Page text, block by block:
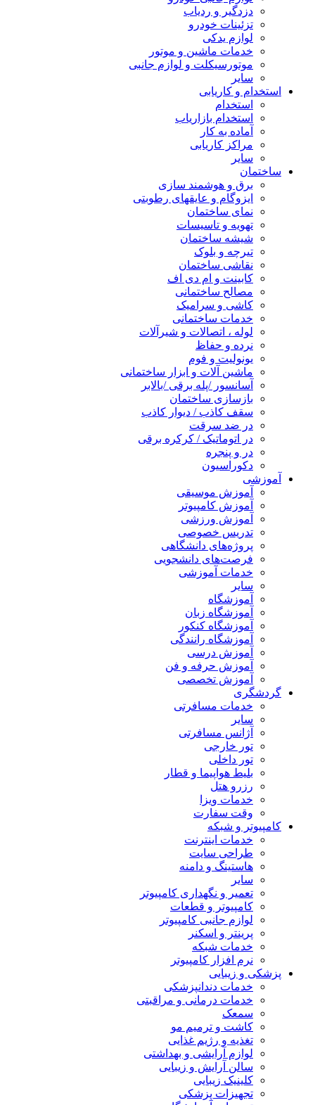
دزدگیر و ردیاب
تزئینات خودرو
لوازم یدکی
خدمات ماشین و موتور
موتورسیکلت و لوازم جانبی
سایر
استخدام و کاریابی
استخدام
استخدام بازاریاب
آماده به کار
مراکز کاریابی
سایر
ساختمان
برق و هوشمند سازی
ایزوگام و عایقهای رطوبتی
نمای ساختمان
تهویه و تاسیسات
شیشه ساختمان
تیرچه و بلوک
نقاشی ساختمان
کابینت و ام دی اف
مصالح ساختمانی
کاشی و سرامیک
خدمات ساختمانی
لوله ، اتصالات و شیرآلات
نرده و حفاظ
یونولیت و فوم
ماشین آلات و ابزار ساختمانی
آسانسور /پله برقی /بالابر
بازسازی ساختمان
سقف کاذب / دیوار کاذب
در ضد سرقت
در اتوماتیک / کرکره برقی
در و پنجره
دکوراسیون
آموزشی
آموزش موسیقی
آموزش کامپیوتر
آموزش ورزشی
تدریس خصوصی
پروژه‌های دانشگاهی
فرصت‌های دانشجویی
خدمات آموزشی
سایر
آموزشگاه
آموزشگاه زبان
آموزشگاه کنکور
آموزشگاه رانندگی
آموزش درسی
آموزش حرفه و فن
آموزش تخصصی
گردشگری
خدمات مسافرتی
سایر
آژانس مسافرتی
تور خارجی
تور داخلی
بلیط هواپیما و قطار
رزرو هتل
خدمات ویزا
وقت سفارت
کامپیوتر و شبکه
خدمات اینترنت
طراحی سایت
هاستینگ و دامنه
سایر
تعمیر و نگهداری کامپیوتر
کامپیوتر و قطعات
لوازم جانبی کامپیوتر
پرینتر و اسکنر
خدمات شبکه
نرم افزار کامپیوتر
پزشکی و زیبایی
خدمات دندانپزشکی
خدمات درمانی و مراقبتی
سمعک
کاشت و ترمیم مو
تغذیه و رژیم غذایی
لوازم آرایشی و بهداشتی
سالن آرایش و زیبایی
کلینیک زیبایی
تجهیزات پزشکی